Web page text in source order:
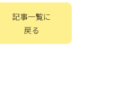
記事一覧に
戻る